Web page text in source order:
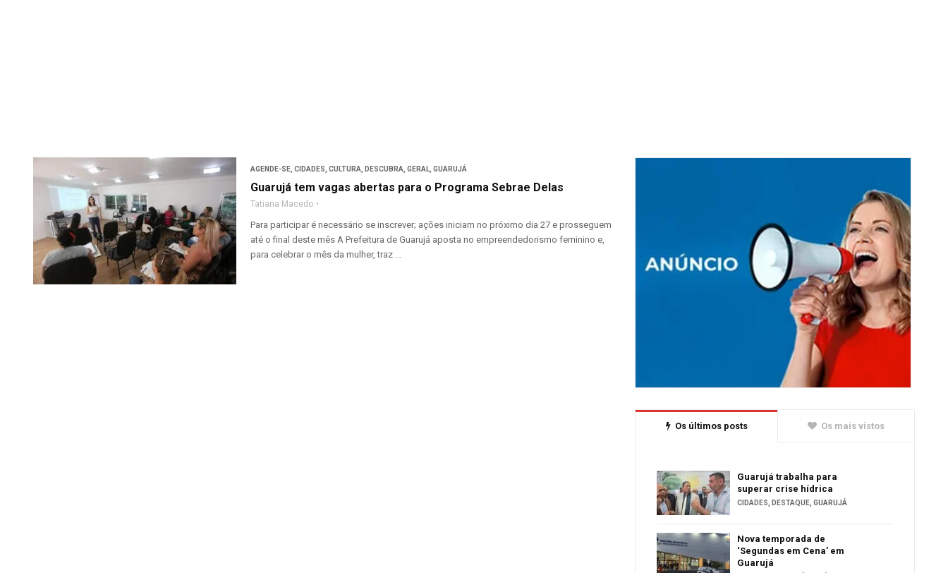
AGENDE-SE CIDADES CULTURA DESCUBRA GERAL GUARUJÁ
Guarujá tem vagas abertas para o Programa Sebrae Delas
Tatiana Macedo
Para participar é necessário se inscrever; ações iniciam no próximo dia 27 e prosseguem
até o final deste mês A Prefeitura de Guarujá aposta no empreendedorismo feminino e,
para celebrar o mês da mulher, traz ...
Os últimos posts Os mais vistos
Guarujá trabalha para
superar crise hídrica
CIDADES, DESTAQUE,GUARUJÁ
Nova temporada de
‘Segundas em Cena’ em
Guarujá